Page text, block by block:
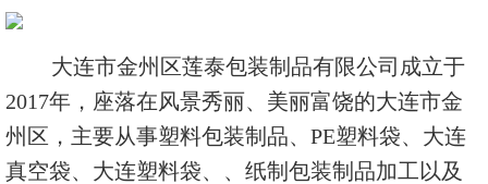
大连市金州区莲泰包装制品有限公司成立于
2017年，座落在风景秀丽、美丽富饶的大连市金
州区，主要从事塑料包装制品、PE塑料袋、大连
真空袋、大连塑料袋、、纸制包装制品加工以及